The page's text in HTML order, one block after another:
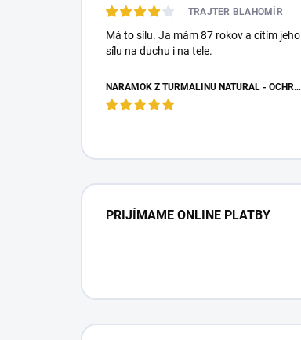
TRAJTER BLAHOMÍR
Má to sílu. Ja mám 87 rokov a cítím jeho
sílu na duchu i na tele.
NÁRAMOK Z TURMALÍNU NATURAL - OCHRANNÝ KAMEŇ
PRIJÍMAME ONLINE PLATBY